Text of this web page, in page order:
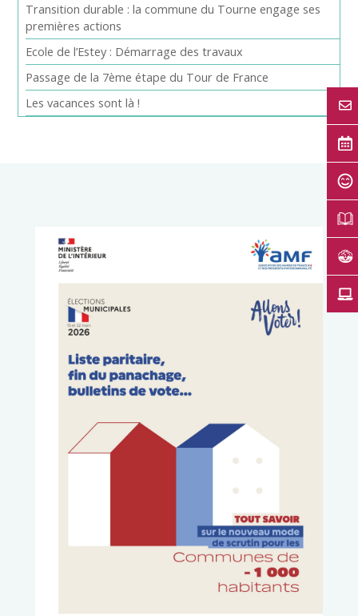
Transition durable : la commune du Tourne engage ses
premières actions
Ecole de l’Estey : Démarrage des travaux
Passage de la 7ème étape du Tour de France
Les vacances sont là !